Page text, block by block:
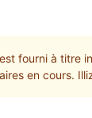
fourni à titre
en cours.